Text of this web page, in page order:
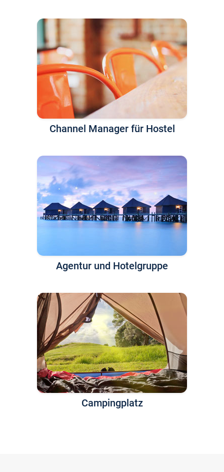
Channel Manager für Hostel
Agentur und Hotelgruppe
Campingplatz